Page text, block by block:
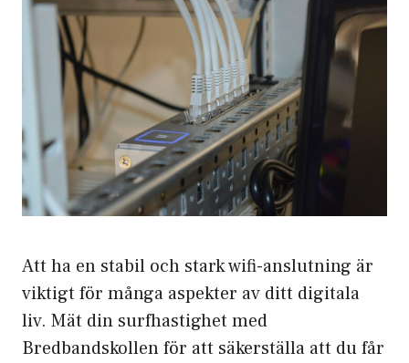
Att ha en stabil och stark wifi-anslutning är
viktigt för många aspekter av ditt digitala
liv. Mät din surfhastighet med
Bredbandskollen för att säkerställa att du får